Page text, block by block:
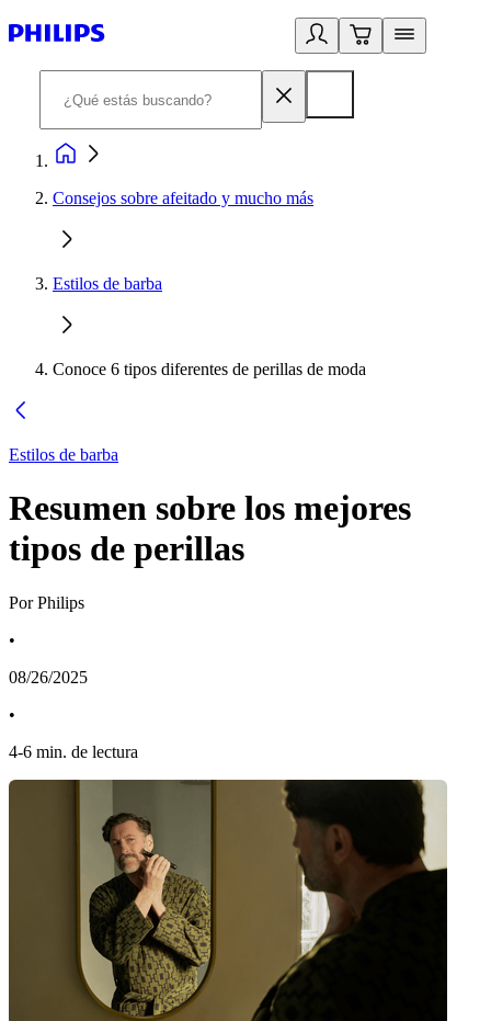
Consejos sobre afeitado y mucho más
Estilos de barba
Conoce 6 tipos diferentes de perillas de moda
Estilos de barba
Resumen sobre los mejores
tipos de perillas
Por Philips
•
08/26/2025
•
4-6 min. de lectura